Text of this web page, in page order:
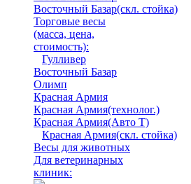
Восточный Базар(скл. стойка)
Торговые весы
(масса, цена,
стоимость):
Гулливер
Восточный Базар
Олимп
Красная Армия
Красная Армия(технолог.)
Красная Армия(Авто Т)
Красная Армия(скл. стойка)
Весы для животных
Для ветеринарных
клиник: